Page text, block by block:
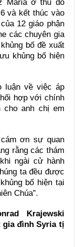
Maria ở thủ đô
và kết thúc vào
12 giáo phận
các chuyên gia
bố đề xuất
khủng bố hiện
luận về việc áp
hợp với chính
cho anh chị em
ơn sự quan
rằng các thám
ngài cử hành
ta đều được
bố hiện tại
Chúa”.
Krajewski
gia đình Syria tị